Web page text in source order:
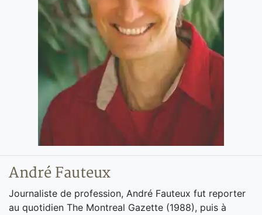
André Fauteux
Journaliste de profession, André Fauteux fut reporter
au quotidien The Montreal Gazette (1988), puis à